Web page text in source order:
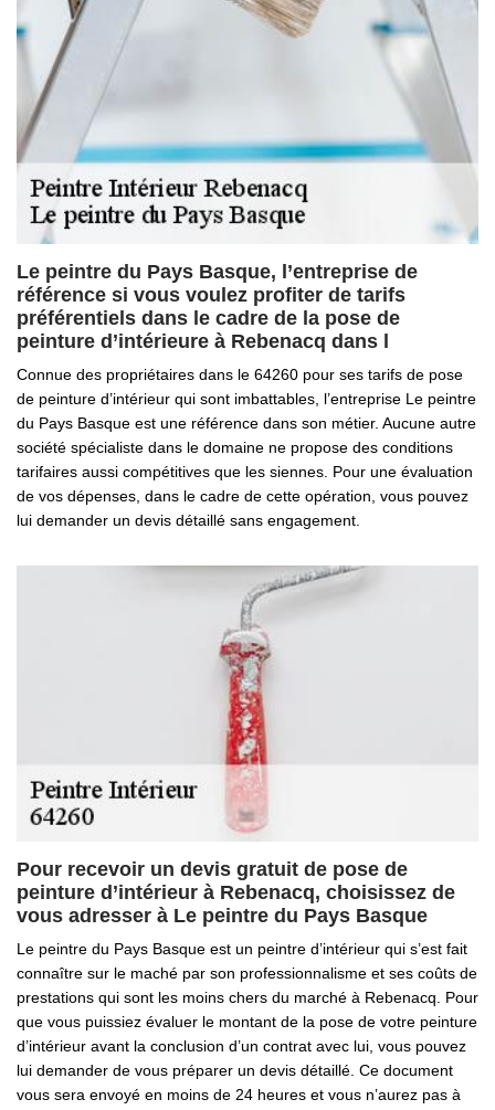
Le peintre du Pays Basque, l’entreprise de
référence si vous voulez profiter de tarifs
préférentiels dans le cadre de la pose de
peinture d’intérieure à Rebenacq dans l
Connue des propriétaires dans le 64260 pour ses tarifs de pose
de peinture d’intérieur qui sont imbattables, l’entreprise Le peintre
du Pays Basque est une référence dans son métier. Aucune autre
société spécialiste dans le domaine ne propose des conditions
tarifaires aussi compétitives que les siennes. Pour une évaluation
de vos dépenses, dans le cadre de cette opération, vous pouvez
lui demander un devis détaillé sans engagement.
Pour recevoir un devis gratuit de pose de
peinture d’intérieur à Rebenacq, choisissez de
vous adresser à Le peintre du Pays Basque
Le peintre du Pays Basque est un peintre d’intérieur qui s’est fait
connaître sur le maché par son professionnalisme et ses coûts de
prestations qui sont les moins chers du marché à Rebenacq. Pour
que vous puissiez évaluer le montant de la pose de votre peinture
d’intérieur avant la conclusion d’un contrat avec lui, vous pouvez
lui demander de vous préparer un devis détaillé. Ce document
vous sera envoyé en moins de 24 heures et vous n’aurez pas à